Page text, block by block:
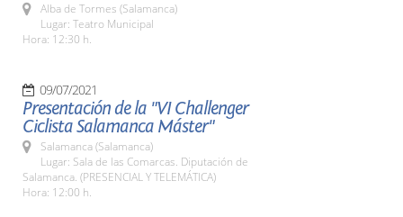
Alba de Tormes (Salamanca)
Lugar: Teatro Municipal
Hora: 12:30 h.
09/07/2021
Presentación de la "VI Challenger
Ciclista Salamanca Máster"
Salamanca (Salamanca)
Lugar: Sala de las Comarcas. Diputación de
Salamanca. (PRESENCIAL Y TELEMÁTICA)
Hora: 12:00 h.